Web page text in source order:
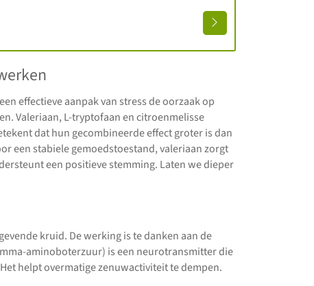
effectieve aanpak van stress de oorzaak op
Valeriaan, L-tryptofaan en citroenmelisse
dat hun gecombineerde effect groter is dan
een stabiele gemoedstoestand, valeriaan zorgt
een positieve stemming. Laten we dieper
kruid. De werking is te danken aan de
aminoboterzuur) is een neurotransmitter die
helpt overmatige zenuwactiviteit te dempen.